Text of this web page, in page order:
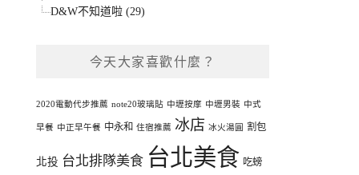
D&W不知道啦 (29)
今天大家喜歡什麼？
2020電動代步推薦 note20玻璃貼 中壢按摩 中壢男裝 中式
早餐 中正早午餐 中永和 住宿推薦 冰店 冰火湯圓 割包
北投 台北排隊美食 台北美食 吃螃